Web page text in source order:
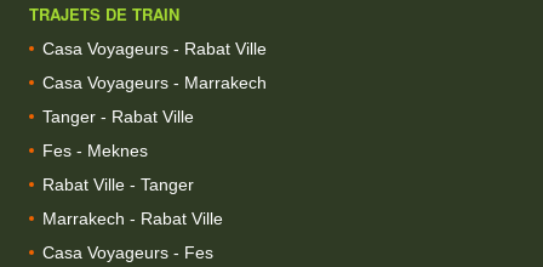
TRAJETS DE TRAIN
Casa Voyageurs - Rabat Ville
Casa Voyageurs - Marrakech
Tanger - Rabat Ville
Fes - Meknes
Rabat Ville - Tanger
Marrakech - Rabat Ville
Casa Voyageurs - Fes